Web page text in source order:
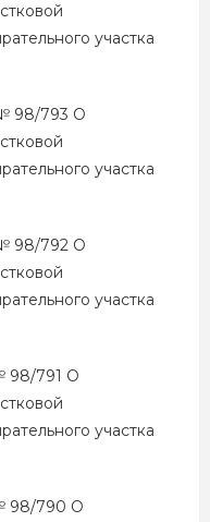
участка
98/793 О
участка
98/792 О
участка
98/791 О
участка
98/790 О